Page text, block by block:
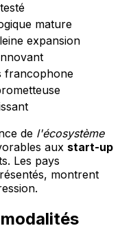
mature
expansion
francophone
de l'écosystème
aux start-up
Les pays
montrent